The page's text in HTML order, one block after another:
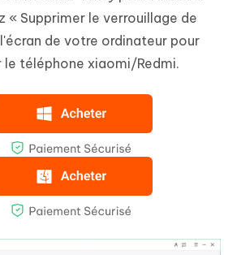
« Supprimer le verrouillage de
de votre ordinateur pour
le téléphone xiaomi/Redmi.